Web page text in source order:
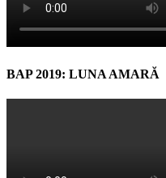
BAP 2019: LUNA AMARĂ